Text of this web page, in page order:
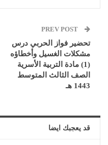
تحضير فواز الحربي درس
مشكلات الغسيل وأخطاؤه
(1) مادة التربية الأسرية
الصف الثالث المتوسط
1443 هـ
قد يعجبك ايضا